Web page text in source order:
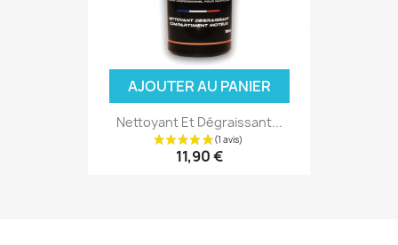
AJOUTER AU PANIER
Nettoyant Et Dégraissant...
11,90 €